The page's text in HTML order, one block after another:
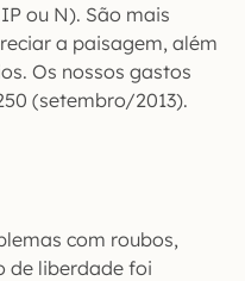
ou N). São mais
a paisagem, além
Os nossos gastos
(setembro/2013).
com roubos,
de liberdade foi